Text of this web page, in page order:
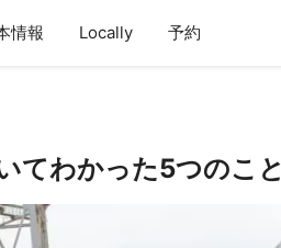
情報 Locally 予約
てわかった5つのこと